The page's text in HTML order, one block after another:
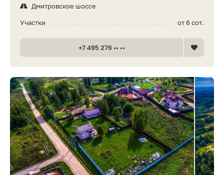
Дмитровское шоссе
от 6 сот.
Участки
+7 495 276 •• ••